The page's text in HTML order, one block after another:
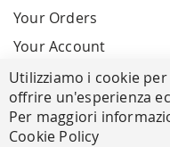
Your Orders
Your Account
Utilizziamo i cookie
offrire un'esperienza
Per maggiori
Cookie Policy